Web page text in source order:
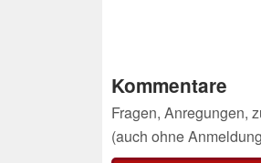
Kommentare
Fragen, Anregungen,
(auch ohne